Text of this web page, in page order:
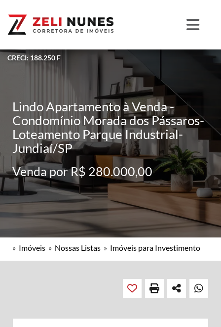
CRECI: 188.250 F
Lindo Apartamento à Venda -
Condomínio Morada dos Pássaros-
Loteamento Parque Industrial-
Jundiaí/SP
Venda por R$ 280.000,00
» Imóveis » Nossas Listas » Imóveis para Investimento